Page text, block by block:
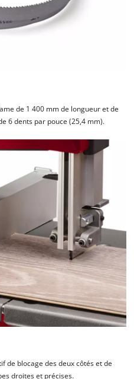
de 1 400 mm de longueur et de
6 dents par pouce (25,4 mm).
de blocage des deux côtés et de
droites et précises.